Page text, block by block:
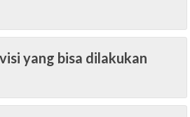
yang bisa dilakukan